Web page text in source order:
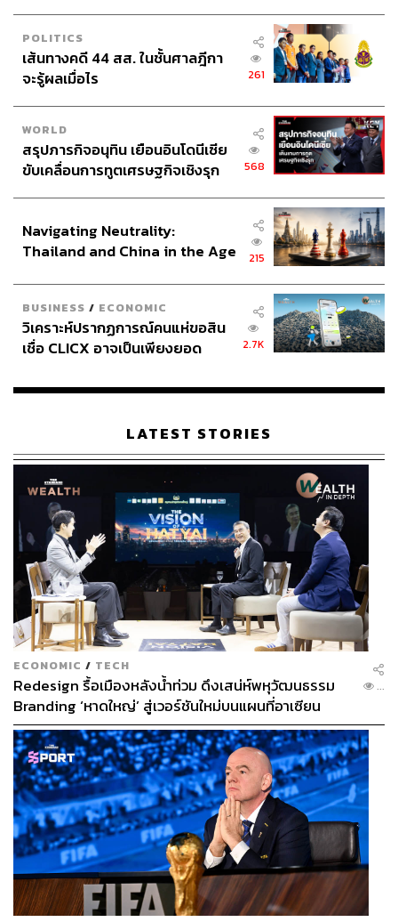
อนึ่ง สภาทองคำโลก (World Gold Council: WGC) ประเมิน
ว่า หากเศรษฐกิจสหรัฐฯ สามารถชะลอตัวลงในรูปแบบ Soft
Landing สำเร็จ อาจสร้างแรงหนุนต่อราคาทองคำเพียงระดับ
จำกัด ทำให้มีความเป็นไปได้ว่า การปรับตัวขึ้นต่อจากระดับ
3,000 ดอลลาร์ต่อออนซ์ ยังมีความไม่แน่นอน ดังนั้น แนะนำ
พิจารณาภาวะเศรษฐกิจสหรัฐฯ และแนวโน้มการปรับลด
อัตราดอกเบี้ยของ Fed ในปี 2025 เพื่อประเมินทิศทางราคา
ทองคำต่อไป
สามารถติดตาม THE STANDARD WEALTH
ผ่านแอปพลิเคชันต่างๆ ที่คุณสะดวกหรือใช้งานอยู่แล้วได้เลย
ABOUT THE AUTHOR
ฐิภา นววัฒนทรัพย์
ประธานเจ้าหน้าที่บริหาร บริษัท วายแอลจี บูล
POLITICS
เส้นทางคดี 44 สส. ในชั้นศาลฎีกา
จะรู้ผลเมื่อไร
261
WORLD
สรุปภารกิจอนุทิน เยือนอินโดนีเซีย
ขับเคลื่อนการทูตเศรษฐกิจเชิงรุก
568
Navigating Neutrality:
Thailand and China in the Age
215
BUSINESS / ECONOMIC
วิเคราะห์ปรากฏการณ์คนแห่ขอสิน
เชื่อ CLICX อาจเป็นเพียงยอด
เรือนไทยที่ถูกซุกไว้
2.7K
LATEST STORIES
ECONOMIC / TECH
Redesign รื้อเมืองหลังน้ำท่วม ดึงเสน่ห์พหุวัฒนธรรม
Branding ‘หาดใหญ่’ สู่เวอร์ชันใหม่บนแผนที่อาเซียน
...